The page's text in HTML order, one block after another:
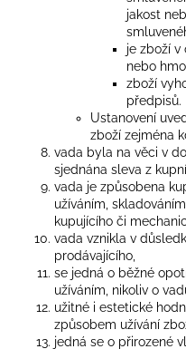
jakost
je zboží v
nebo
zboží
předpisů.
Ustanovení
zboží zejména
vada byla na věci v
sjednána sleva z
vada je způsobena
užíváním,
kupujícího či
vada vznikla v
prodávajícího,
se jedná o běžné
užíváním, nikoliv o
užitné i estetické
způsobem užívání
jedná se o přirozené